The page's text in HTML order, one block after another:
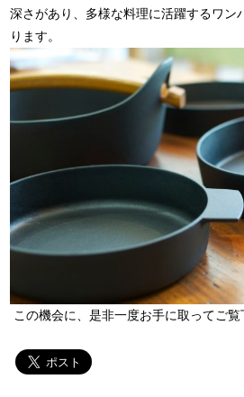
深さがあり、多様な料理に活躍するワン
ります。
この機会に、是非一度お手に取ってご覧